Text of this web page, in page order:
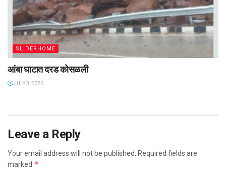
SLIDERHOME
आंबा घाटात दरड कोसळली
JULY 3, 2026
Leave a Reply
Your email address will not be published. Required fields are
marked *